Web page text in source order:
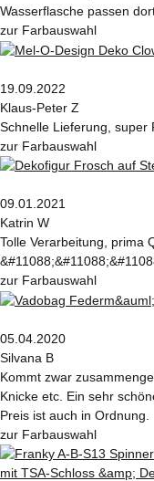
Wasserflasche passen
zur Farbauswahl
19.09.2022
Klaus-Peter Z
Schnelle Lieferung, super
zur Farbauswahl
09.01.2021
Katrin W
Tolle Verarbeitung, prima
zur Farbauswahl
05.04.2020
Silvana B
Kommt zwar
Knicke etc. Ein sehr
Preis ist auch in Ordnung.
zur Farbauswahl